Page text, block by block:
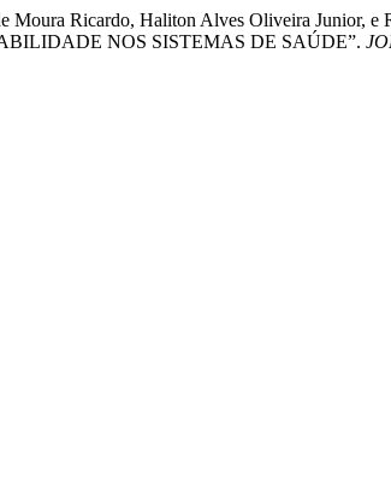
Moura Ricardo, Haliton Alves Oliveira Junior,
NOS SISTEMAS DE SAÚDE”.